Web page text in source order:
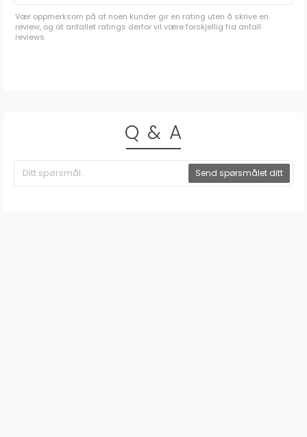
Vær oppmerksom på at noen kunder gir en rating uten å skrive en
review, og at antallet ratings derfor vil være forskjellig fra antall
reviews.
Q & A
Send spørsmålet ditt